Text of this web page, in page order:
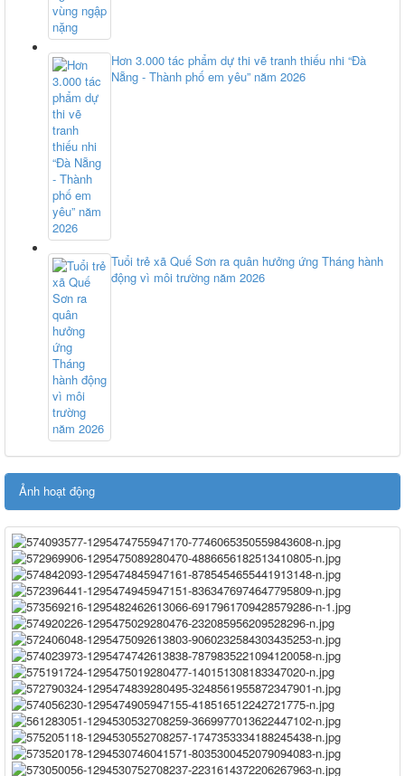
Hơn 3.000 tác phẩm dự thi vẽ tranh thiếu nhi “Đà
Nẵng - Thành phố em yêu” năm 2026
Tuổi trẻ xã Quế Sơn ra quân hưởng ứng Tháng hành
động vì môi trường năm 2026
Ảnh hoạt động